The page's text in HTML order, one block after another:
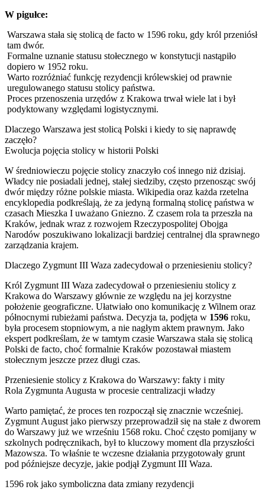
W pigułce:
Warszawa stała się stolicą de facto w 1596 roku, gdy król przeniósł
tam dwór.
Formalne uznanie statusu stołecznego w konstytucji nastąpiło
dopiero w 1952 roku.
Warto rozróżniać funkcję rezydencji królewskiej od prawnie
uregulowanego statusu stolicy państwa.
Proces przenoszenia urzędów z Krakowa trwał wiele lat i był
podyktowany względami logistycznymi.
Dlaczego Warszawa jest stolicą Polski i kiedy to się naprawdę
zaczęło?
Ewolucja pojęcia stolicy w historii Polski
W średniowieczu pojęcie stolicy znaczyło coś innego niż dzisiaj.
Władcy nie posiadali jednej, stałej siedziby, często przenosząc swój
dwór między różne polskie miasta. Wikipedia oraz każda rzetelna
encyklopedia podkreślają, że za jedyną formalną stolicę państwa w
czasach Mieszka I uważano Gniezno. Z czasem rola ta przeszła na
Kraków, jednak wraz z rozwojem Rzeczypospolitej Obojga
Narodów poszukiwano lokalizacji bardziej centralnej dla sprawnego
zarządzania krajem.
Dlaczego Zygmunt III Waza zadecydował o przeniesieniu stolicy?
Król Zygmunt III Waza zadecydował o przeniesieniu stolicy z
Krakowa do Warszawy głównie ze względu na jej korzystne
położenie geograficzne. Ułatwiało ono komunikację z Wilnem oraz
północnymi rubieżami państwa. Decyzja ta, podjęta w 1596 roku,
była procesem stopniowym, a nie nagłym aktem prawnym. Jako
ekspert podkreślam, że w tamtym czasie Warszawa stała się stolicą
Polski de facto, choć formalnie Kraków pozostawał miastem
stołecznym jeszcze przez długi czas.
Przeniesienie stolicy z Krakowa do Warszawy: fakty i mity
Rola Zygmunta Augusta w procesie centralizacji władzy
Warto pamiętać, że proces ten rozpoczął się znacznie wcześniej.
Zygmunt August jako pierwszy przeprowadził się na stałe z dworem
do Warszawy już we wrześniu 1568 roku. Choć często pomijany w
szkolnych podręcznikach, był to kluczowy moment dla przyszłości
Mazowsza. To właśnie te wczesne działania przygotowały grunt
pod późniejsze decyzje, jakie podjął Zygmunt III Waza.
1596 rok jako symboliczna data zmiany rezydencji